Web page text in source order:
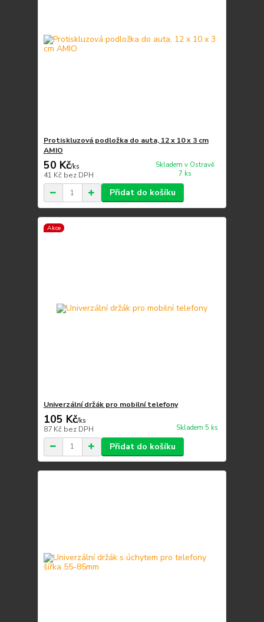
Protiskluzová podložka do auta, 12 x 10 x 3 cm
AMIO
50 Kč/ks
41 Kč bez DPH
Skladem v Ostravě
7 ks
Přidat do košíku
Akce
Univerzální držák pro mobilní telefony
105 Kč/ks
87 Kč bez DPH Skladem 5 ks
Přidat do košíku